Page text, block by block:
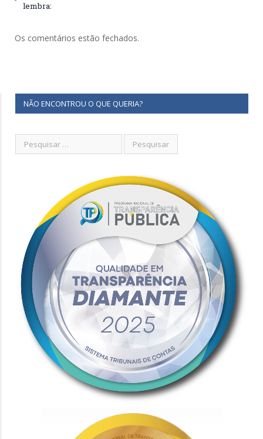
lembra:
Os comentários estão fechados.
NÃO ENCONTROU O QUE QUERIA?